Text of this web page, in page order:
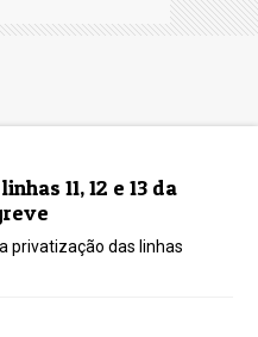
11, 12 e 13 da
privatização das linhas